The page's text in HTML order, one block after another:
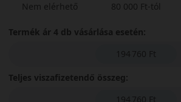
Nem elérhető
80 000 Ft-tól
Termék ár 4 db vásárlása esetén:
194 760 Ft
Teljes viszafizetendő összeg:
194 760 Ft